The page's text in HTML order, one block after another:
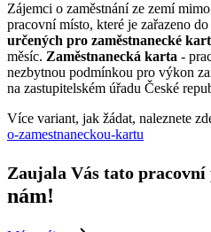
Zájemci o zaměstnání ze zemí
pracovní místo, které je zařazeno do
určených pro zaměstnanecké
měsíc. Zaměstnanecká karta -
nezbytnou podmínkou pro výkon
na zastupitelském úřadu České
Více variant, jak žádat, naleznete
o-zamestnaneckou-kartu
Zaujala Vás tato pracovní
nám!